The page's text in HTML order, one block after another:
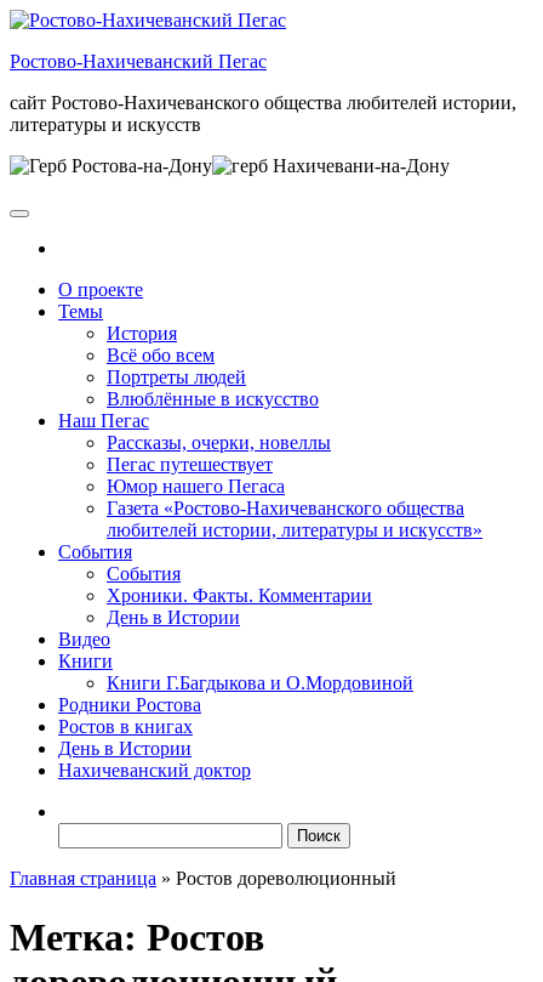
Skip
the
Ростово-Нахичеванский Пегас
сайт Ростово-Нахичеванского общества любителей истории,
литературы и искусств
О проекте
Темы
История
Всё обо всем
Портреты людей
Влюблённые в искусство
Наш Пегас
Рассказы, очерки, новеллы
Пегас путешествует
Юмор нашего Пегаса
Газета «Ростово-Нахичеванского общества
любителей истории, литературы и искусств»
События
События
Хроники. Факты. Комментарии
День в Истории
Видео
Книги
Книги Г.Багдыкова и О.Мордовиной
Родники Ростова
Ростов в книгах
День в Истории
Нахичеванский доктор
Главная страница » Ростов дореволюционный
Метка: Ростов